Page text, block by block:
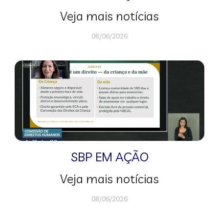
Veja mais notícias
08/06/2026
SBP EM AÇÃO
Veja mais notícias
08/06/2026